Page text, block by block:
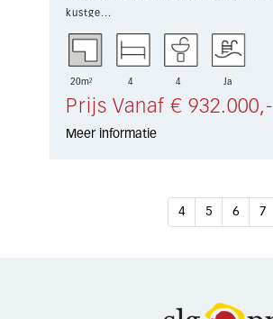
kustge...
20m² 4 4 Ja
Prijs Vanaf € 932.000,-
Meer informatie
4 5 6 7